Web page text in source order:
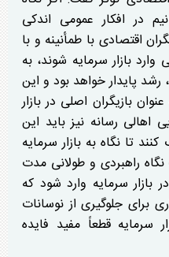
در افکار عمومی اندکی
اقتصادی با طمأنینه و با
بازار سرمایه شوند، به
پایدار خواهد بود و این
بازیگران اصلی در بازار
اهالی رسانه نیز باید این
تا نگاه به بازار سرمایه
راهبردی و طولانی مدت
بازار سرمایه وارد شود که
برای جلوگیری از نوسانات
سرمایه قطعاً مفید فایده